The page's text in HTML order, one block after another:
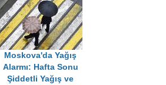
Moskova'da Yağış
Alarmı: Hafta Sonu
Şiddetli Yağış ve